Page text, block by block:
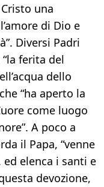
una
di Dio e
Diversi Padri
ferita del
dello
“ha aperto la
come luogo
A poco a
il Papa, “venne
elenca i santi e
devozione,